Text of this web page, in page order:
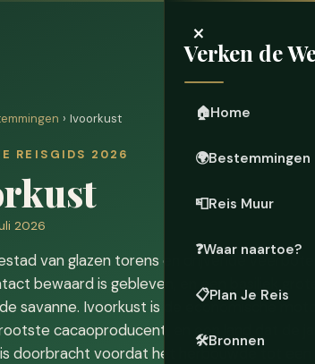
×
Verken de
🏠Home
🌍Bestemmingen
📮Reis Muur
❓Waar naartoe?
📋Plan Je Reis
🛠️Bronnen
› Ivoorkust
REISGIDS 2026
2026
van glazen torens en drijvende
bewaard is gebleven, en een basiliek
savanne. Ivoorkust is de economische
cacaoproducent, en een land dat de
doorbracht voordat het herbouwde tot een